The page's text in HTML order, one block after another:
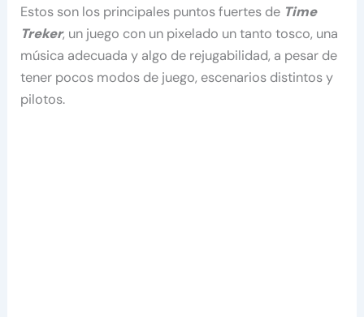
Estos son los principales puntos fuertes de Time
Treker, un juego con un pixelado un tanto tosco, una
música adecuada y algo de rejugabilidad, a pesar de
tener pocos modos de juego, escenarios distintos y
pilotos.